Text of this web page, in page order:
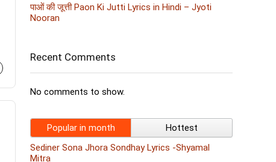
पाओं की जूत्ती Paon Ki Jutti Lyrics in Hindi – Jyoti
Nooran
Recent Comments
No comments to show.
Popular in month
Hottest
Sediner Sona Jhora Sondhay Lyrics -Shyamal
Mitra